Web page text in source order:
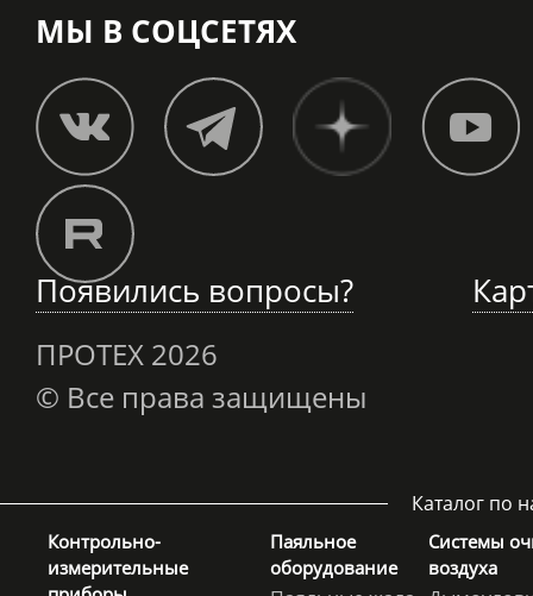
МЫ В СОЦСЕТЯХ
Появились вопросы?
ПРОТЕХ 2026
© Все права защищены
Каталог по
Контрольно-
измерительные
Паяльное
оборудование
Системы
воздуха